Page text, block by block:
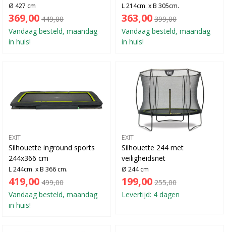
Ø 427 cm
369,00 449,00
Vandaag besteld, maandag
in huis!
L 214cm. x B 305cm.
363,00 399,00
Vandaag besteld, maandag
in huis!
EXIT
Silhouette inground sports
244x366 cm
L 244cm. x B 366 cm.
419,00 499,00
Vandaag besteld, maandag
in huis!
EXIT
Silhouette 244 met
veiligheidsnet
Ø 244 cm
199,00 255,00
Levertijd: 4 dagen